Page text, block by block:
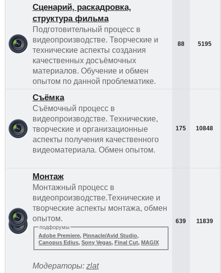
Сценарий, раскадровка,
структура фильма
Подготовительный процесс в
видеопроизводстве. Творческие и
технические аспекты создания
качественных досъёмочных
материалов. Обучение и обмен
опытом по данной проблематике.
88 5195
Съёмка
Съёмочный процесс в
видеопроизводстве. Технические,
творческие и организационные
аспекты получения качественного
видеоматериала. Обмен опытом.
175 10848
Монтаж
Монтажный процесс в
видеопроизводстве.Технические и
творческие аспекты монтажа, обмен
опытом.
подфорумы
Adobe Premiere, Pinnacle/Avid Studio,
Canopus Edius,Sony Vegas, Final Cut, MAGIX
Модераторы: zlat
639 11839